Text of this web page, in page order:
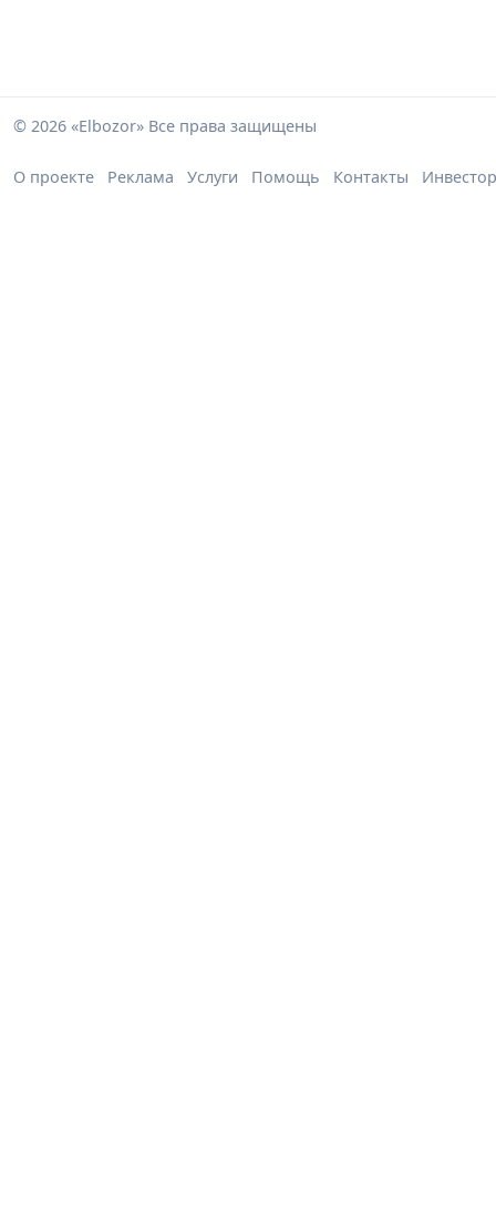
© 2026 «Elbozor» Все права защищены
О проекте Реклама Услуги Помощь Контакты